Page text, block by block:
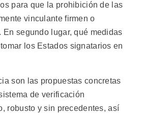
para que la prohibición de las
vinculante firmen o
En segundo lugar, qué medidas
los Estados signatarios en
son las propuestas concretas
de verificación
robusto y sin precedentes, así